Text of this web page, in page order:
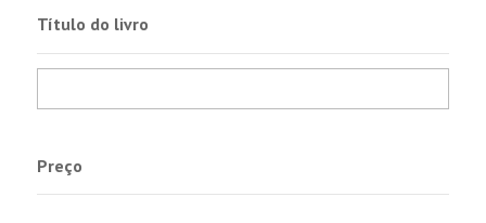
Título do livro
Preço